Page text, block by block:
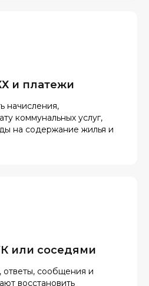
и платежи
начисления,
коммунальных услуг,
на содержание жилья и
или соседями
сообщения и
восстановить